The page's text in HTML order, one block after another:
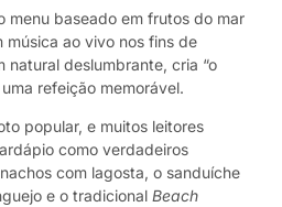
menu baseado em frutos do mar
ao vivo nos fins de
natural deslumbrante, cria “o
refeição memorável.
popular, e muitos leitores
como verdadeiros
com lagosta, o sanduíche
e o tradicional Beach